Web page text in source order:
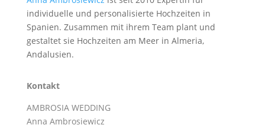
individuelle und personalisierte Hochzeiten in
Spanien. Zusammen mit ihrem Team plant und
gestaltet sie Hochzeiten am Meer in Almeria,
Andalusien.
Kontakt
AMBROSIA WEDDING
Anna Ambrosiewicz